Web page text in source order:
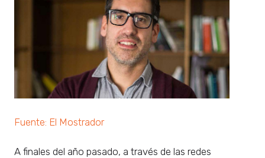
Fuente: El Mostrador
A finales del año pasado, a través de las redes